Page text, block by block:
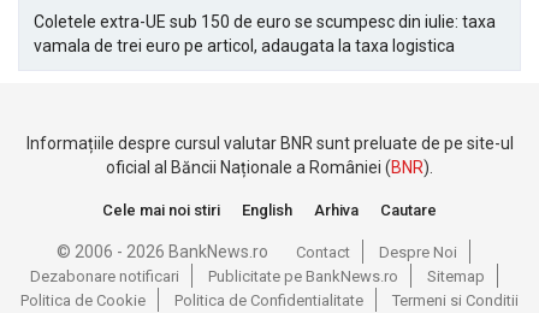
Coletele extra-UE sub 150 de euro se scumpesc din iulie: taxa
vamala de trei euro pe articol, adaugata la taxa logistica
Informațiile despre cursul valutar BNR sunt preluate de pe site-ul
oficial al Băncii Naționale a României (BNR).
Cele mai noi stiri English Arhiva Cautare
© 2006 - 2026 BankNews.ro Contact
Despre Noi
Dezabonare notificari
Publicitate pe BankNews.ro
Sitemap
Politica de Cookie
Politica de Confidentialitate Termeni si Conditii